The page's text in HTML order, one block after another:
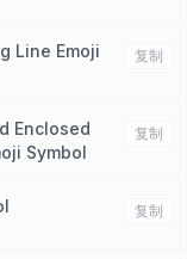
Line Emoji
复制
Enclosed
Symbol
复制
复制